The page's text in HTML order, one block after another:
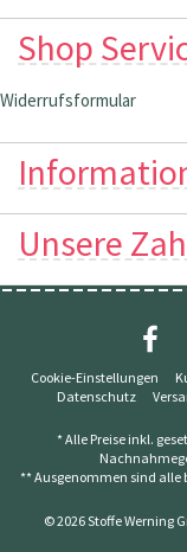
Shop
Widerrufsformular
Unsere
Cookie-Einstellungen
Datenschutz
* Alle Preise inkl.
** Ausgenommen sind alle
© 2026 Stoffe Werning